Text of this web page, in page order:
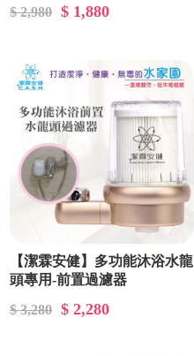
$ 2,980
$ 1,880
【潔霖安健】多功能沐浴水龍
頭專用-前置過濾器
$ 3,280
$ 2,280